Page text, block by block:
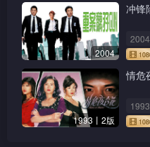
2004
冲锋
1993丨2版
情危